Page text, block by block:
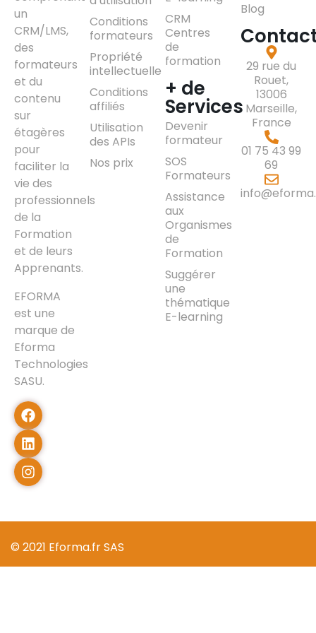
un
CRM/LMS,
des
formateurs
et du
contenu
sur
étagères
pour
faciliter la
vie des
professionnels
de la
Formation
et de leurs
Apprenants.
EFORMA
est une
marque de
Eforma
Technologies
SASU.
Conditions
formateurs
Propriété
intellectuelle
Conditions
affiliés
Utilisation
des APIs
Nos prix
CRM
Centres
de
formation
+ de
Services
Devenir
formateur
SOS
Formateurs
Assistance
aux
Organismes
de
Formation
Suggérer
une
thématique
E-learning
Blog
29 rue du
Rouet,
13006
Marseille,
France
01 75 43 99
69
© 2021 Eforma.fr SAS